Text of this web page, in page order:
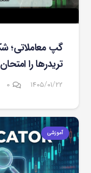
گپ معاملاتی؛
تریدرها را
۱۴۰۵/۰۱/۲۲ ۰
آموزشی